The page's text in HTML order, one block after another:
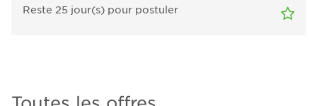
Reste 25 jour(s) pour postuler